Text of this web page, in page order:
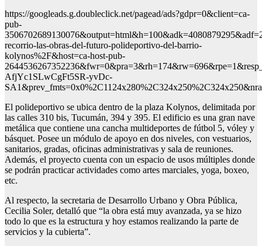
https://googleads.g.doubleclick.net/pagead/ads?gdpr=0&client=ca-
pub-
recorrio-las-obras-del-futuro-polideportivo-del-barrio-
kolynos%2F&host=ca-host-pub-
AfjYc1SLwCgFt5SR-yvDc-
El polideportivo se ubica dentro de la plaza Kolynos, delimitada por
las calles 310 bis, Tucumán, 394 y 395. El edificio es una gran nave
metálica que contiene una cancha multideportes de fútbol 5, vóley y
básquet. Posee un módulo de apoyo en dos niveles, con vestuarios,
sanitarios, gradas, oficinas administrativas y sala de reuniones.
Además, el proyecto cuenta con un espacio de usos múltiples donde
se podrán practicar actividades como artes marciales, yoga, boxeo,
etc.
Al respecto, la secretaria de Desarrollo Urbano y Obra Pública,
Cecilia Soler, detalló que “la obra está muy avanzada, ya se hizo
todo lo que es la estructura y hoy estamos realizando la parte de
servicios y la cubierta”.